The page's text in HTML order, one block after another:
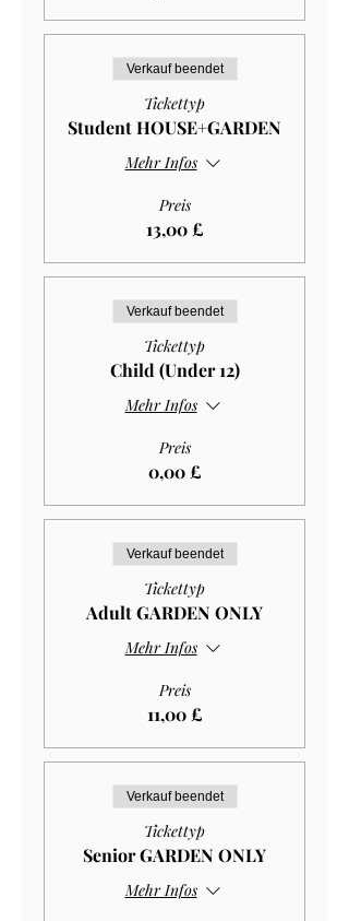
Verkauf beendet
Tickettyp
Student HOUSE+GARDEN
Mehr Infos
Preis
13,00 £
Verkauf beendet
Tickettyp
Child (Under 12)
Mehr Infos
Preis
0,00 £
Verkauf beendet
Tickettyp
Adult GARDEN ONLY
Mehr Infos
Preis
11,00 £
Verkauf beendet
Tickettyp
Senior GARDEN ONLY
Mehr Infos